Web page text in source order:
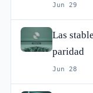
Jun 29
Las
paridad
Jun 28